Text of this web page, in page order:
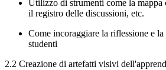
Utilizzo di strumenti come la
il registro delle discussioni, etc.
Come incoraggiare la riflessione e
studenti
2.2 Creazione di artefatti visivi